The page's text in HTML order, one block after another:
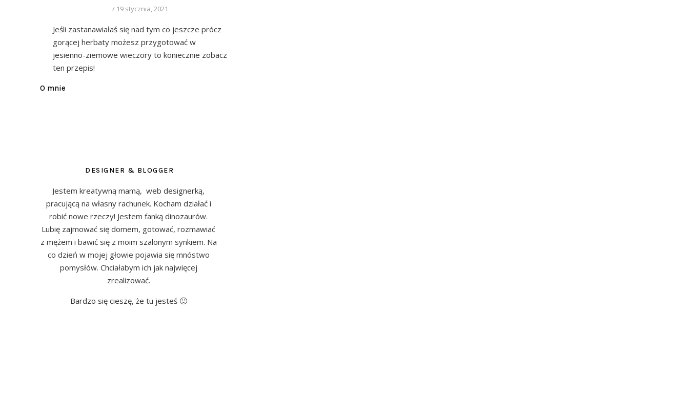
/ 19 stycznia, 2021
Jeśli zastanawiałaś się nad tym co jeszcze prócz
gorącej herbaty możesz przygotować w
jesienno-ziemowe wieczory to koniecznie zobacz
ten przepis!
O mnie
DESIGNER & BLOGGER
Jestem kreatywną mamą, web designerką,
pracującą na własny rachunek. Kocham działać i
robić nowe rzeczy! Jestem fanką dinozaurów.
Lubię zajmować się domem, gotować, rozmawiać
z mężem i bawić się z moim szalonym synkiem. Na
co dzień w mojej głowie pojawia się mnóstwo
pomysłów. Chciałabym ich jak najwięcej
zrealizować.
Bardzo się cieszę, że tu jesteś 🙂